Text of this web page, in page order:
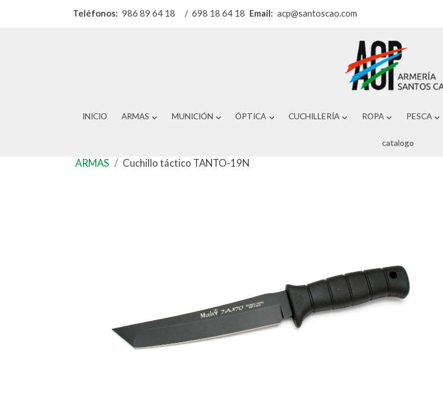
Teléfonos: 986 89 64 18 / 698 18 64 18 Email: acp@santoscao.com
INICIO ARMAS MUNICIÓN ÓPTICA CUCHILLERÍA ROPA PESCA
catalogo
ARMAS Cuchillo táctico TANTO-19N